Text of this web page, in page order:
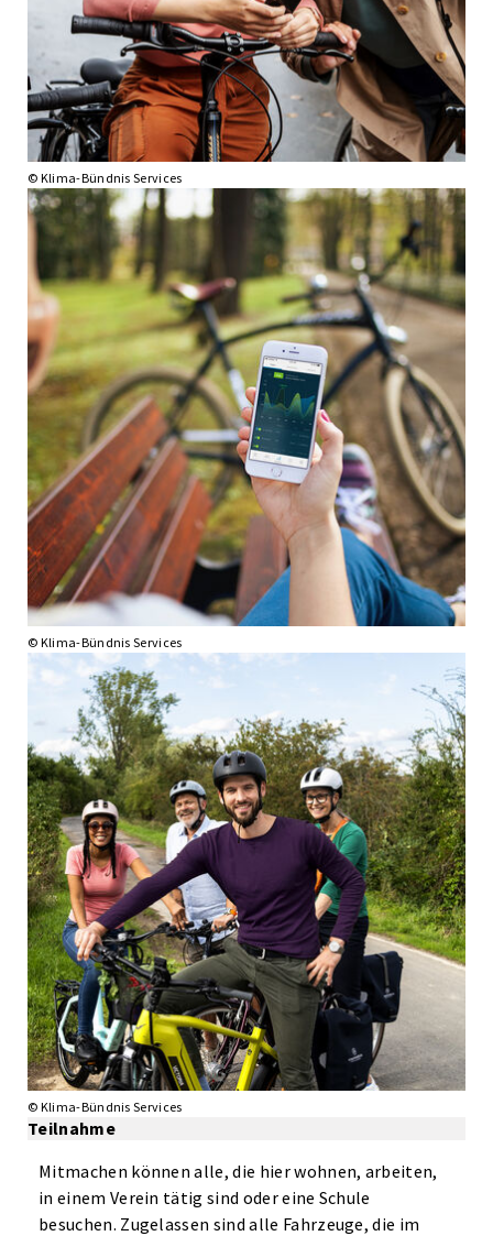
© Klima-Bündnis Services
© Klima-Bündnis Services
© Klima-Bündnis Services
Teilnahme
Mitmachen können alle, die hier wohnen, arbeiten,
in einem Verein tätig sind oder eine Schule
besuchen. Zugelassen sind alle Fahrzeuge, die im